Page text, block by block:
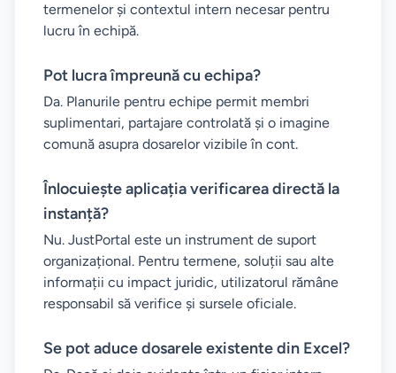
termenelor și contextul intern necesar pentru
lucru în echipă.
Pot lucra împreună cu echipa?
Da. Planurile pentru echipe permit membri
suplimentari, partajare controlată și o imagine
comună asupra dosarelor vizibile în cont.
Înlocuiește aplicația verificarea directă la
instanță?
Nu. JustPortal este un instrument de suport
organizațional. Pentru termene, soluții sau alte
informații cu impact juridic, utilizatorul rămâne
responsabil să verifice și sursele oficiale.
Se pot aduce dosarele existente din Excel?